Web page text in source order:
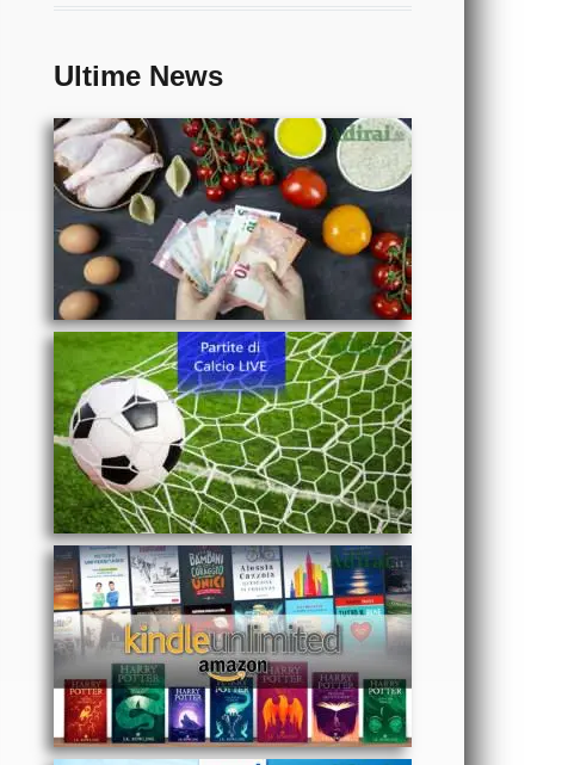
Ultime News
alimentare
- Partite
di oggi
orari e
risultati
in tempo
reale
TECNOLOGIA
-
Abbonamento
Kindle
Unlimited
costo Amazon
e iscrizione
gratis
TECNOLOGIA
- Come si fa lo
SPID: gestori
abilitati,
autenticazione,
accesso, a
cosa serve e
assistenza
OROSCOPO
- Oroscopo